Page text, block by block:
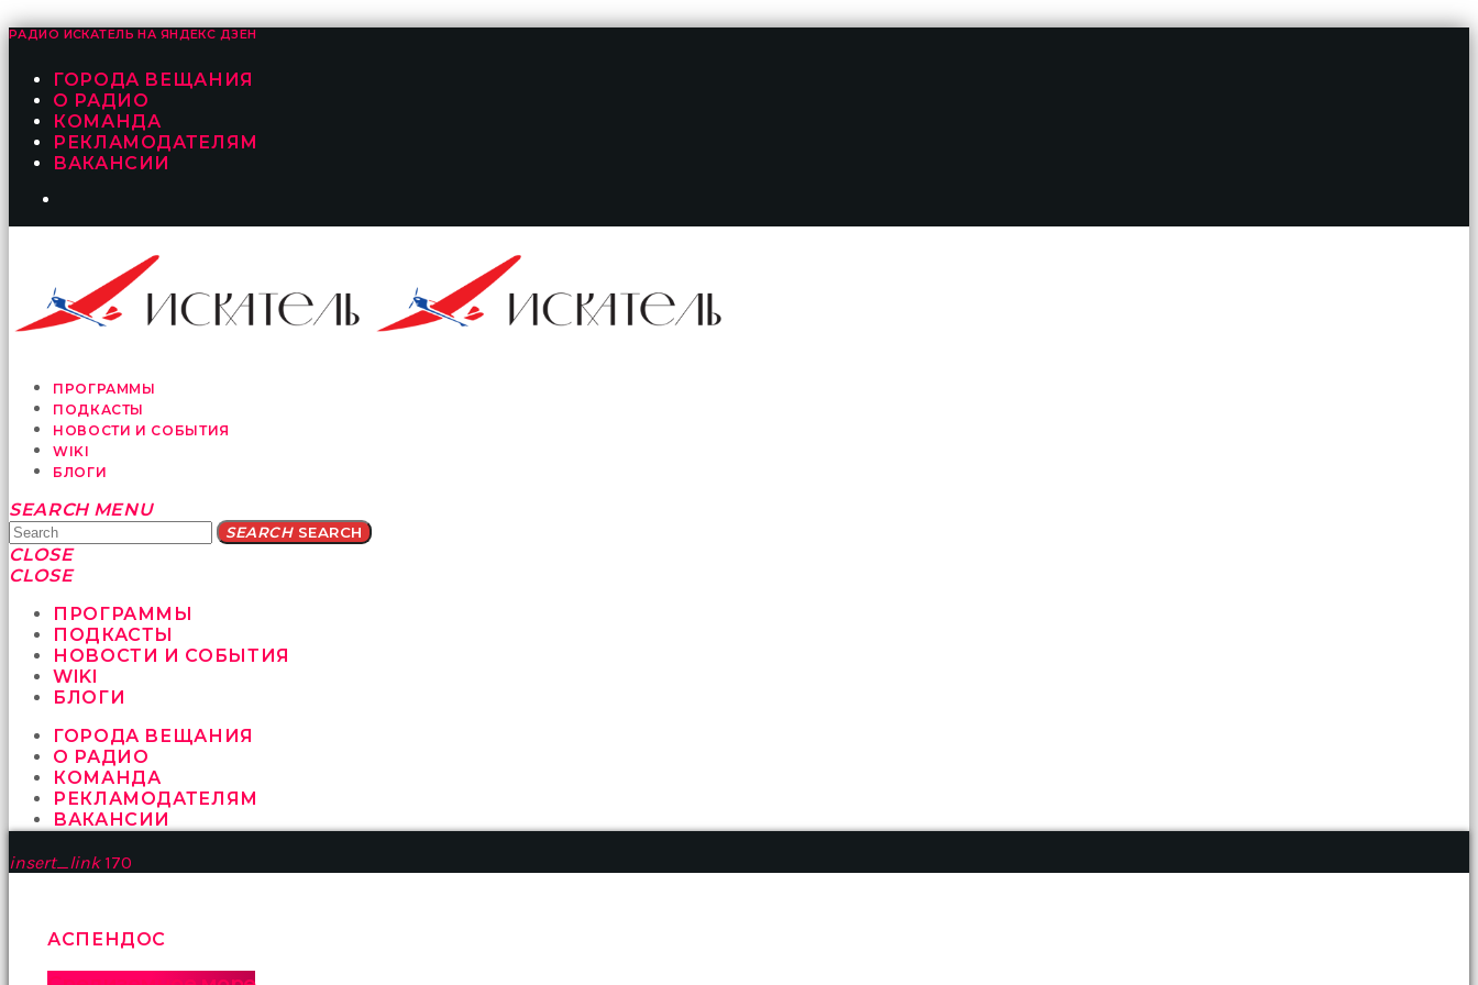
РАДИО ИСКАТЕЛЬ НА ЯНДЕКС ДЗЕН
ГОРОДА ВЕЩАНИЯ
О РАДИО
КОМАНДА
РЕКЛАМОДАТЕЛЯМ
ВАКАНСИИ
ПРОГРАММЫ
ПОДКАСТЫ
НОВОСТИ И СОБЫТИЯ
WIKI
БЛОГИ
Yatağa
bile
geçmeye
fırsat
sikici
kocalar
güzel
karıları
öttürüyor
sex
hikayeleri
en
kızların
rahatlıyorlar
altyazılı
porno
SEARCH MENU
SEARCHSEARCH
CLOSE
CLOSE
ПРОГРАММЫ
ПОДКАСТЫ
НОВОСТИ И СОБЫТИЯ
WIKI
БЛОГИ
ГОРОДА ВЕЩАНИЯ
О РАДИО
КОМАНДА
РЕКЛАМОДАТЕЛЯМ
ВАКАНСИИ
insert_link 170
АСПЕНДОС